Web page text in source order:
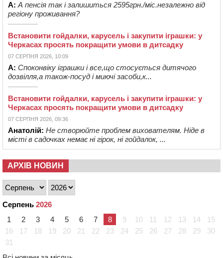
А: А пенсія так і залишиться 2595грн./міс.незалежно від
регіону проживання?
Встановити гойдалки, карусель і закупити іграшки: у
Черкасах просять покращити умови в дитсадку
07 СЕРПНЯ 2026, 10:09
А: Споконвіку іграшки і все,що стосується дитячого
дозвілля,а також-посуд і миючі засоби,к...
Встановити гойдалки, карусель і закупити іграшки: у
Черкасах просять покращити умови в дитсадку
07 СЕРПНЯ 2026, 09:36
Анатолій: Не створюйте проблем вихователям. Ніде в
місті в садочках немає ні гірок, ні гойдалок, ...
АРХІВ НОВИН
Серпень 2026
1
2 3 4 5 6 7 8 9 10 11 12 13 14
15
16
17 18 19 20 21 22 23 24 25 26 27 28 29
30
31